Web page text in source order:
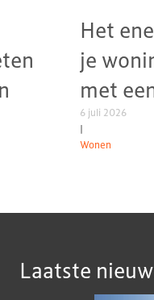
Het
je
met
6 juli 2026
|
Wonen
Laatste